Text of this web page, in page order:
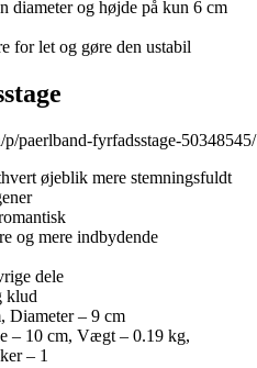
diameter og højde på kun 6 cm
for let og gøre den ustabil
paerlband-fyrfadsstage-50348545/
øjeblik mere stemningsfuldt
og mere indbydende
dele
klud
Diameter – 9 cm
– 10 cm, Vægt – 0.19 kg,
– 1